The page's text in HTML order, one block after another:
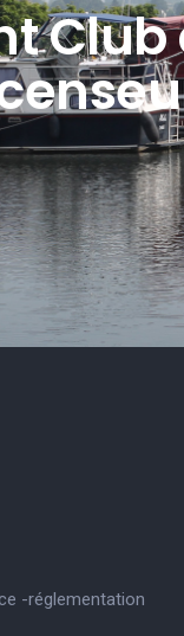
Club
-réglementation